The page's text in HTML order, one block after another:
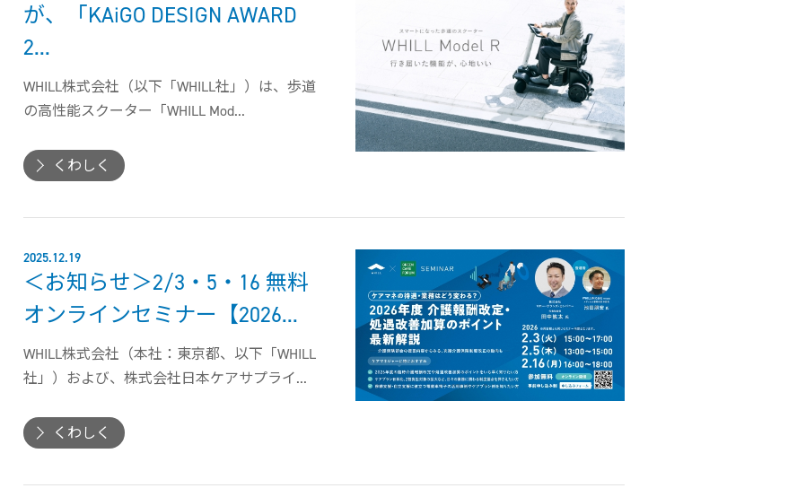
が、「KAiGO DESIGN AWARD
2...
WHILL株式会社（以下「WHILL社」）は、歩道
の高性能スクーター「WHILL Mod...
くわしく
2025.12.19
＜お知らせ＞2/3・5・16 無料
オンラインセミナー【2026...
WHILL株式会社（本社：東京都、以下「WHILL
社」）および、株式会社日本ケアサプライ...
くわしく